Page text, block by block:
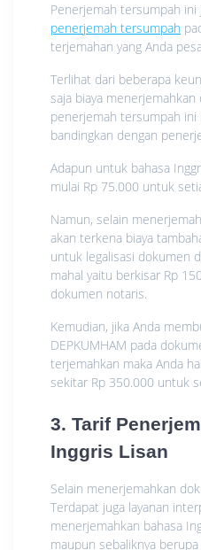
Penerjemah tersumpah ini
penerjemah tersumpah
terjemahan yang Anda
Terlihat dari beberapa
saja biaya
penerjemah tersumpah ini
bandingkan dengan
Adapun untuk bahasa
mulai Rp 75.000 untuk
Namun, selain
akan terkena biaya
untuk legalisasi dokumen
mahal yaitu berkisar Rp
dokumen notaris.
Kemudian, jika Anda
DEPKUMHAM pada
terjemahkan maka Anda
sekitar Rp 350.000 untuk
3. Tarif
Inggris Lisan
Selain menerjemahkan
Terdapat juga layanan
menerjemahkan bahasa
maupun sebaliknya berupa